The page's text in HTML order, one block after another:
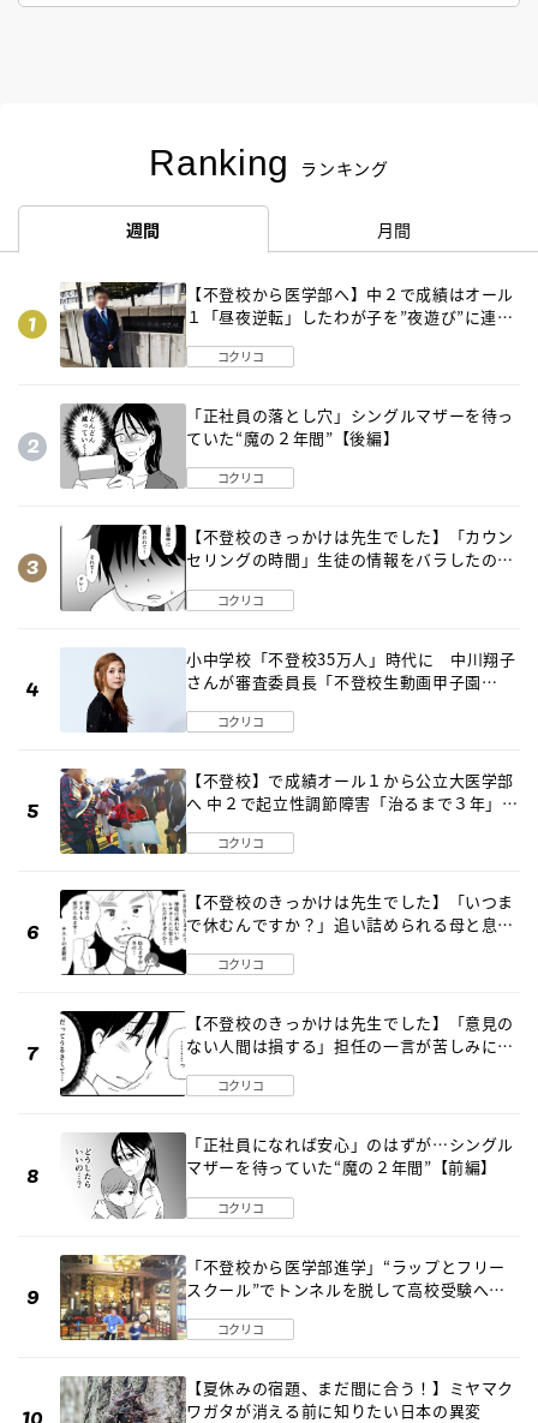
Ranking ランキング
週間 月間
【不登校から医学部へ】中２で成績はオール
１「昼夜逆転」したわが子を”夜遊び”に連れ
コクリコ
「正社員の落とし穴」シングルマザーを待っ
ていた“魔の２年間”【後編】
コクリコ
【不登校のきっかけは先生でした】「カウン
セリングの時間」生徒の情報をバラしたの
コクリコ
小中学校「不登校35万人」時代に 中川翔子
さんが審査委員長「不登校生動画甲子園
コクリコ
【不登校】で成績オール１から公立大医学部
へ 中２で起立性調節障害「治るまで３年」の
コクリコ
【不登校のきっかけは先生でした】「いつま
で休むんですか？」追い詰められる母と息子
コクリコ
【不登校のきっかけは先生でした】「意見の
ない人間は損する」担任の一言が苦しみに…
コクリコ
「正社員になれば安心」のはずが…シングル
マザーを待っていた“魔の２年間”【前編】
コクリコ
「不登校から医学部進学」“ラップとフリー
スクール”でトンネルを脱して高校受験へ
コクリコ
【夏休みの宿題、まだ間に合う！】ミヤマク
ワガタが消える前に知りたい日本の異変